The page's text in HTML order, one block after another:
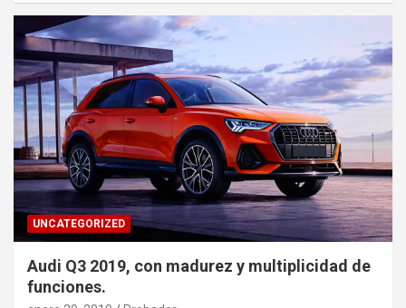
UNCATEGORIZED
Audi Q3 2019, con madurez y multiplicidad de
funciones.